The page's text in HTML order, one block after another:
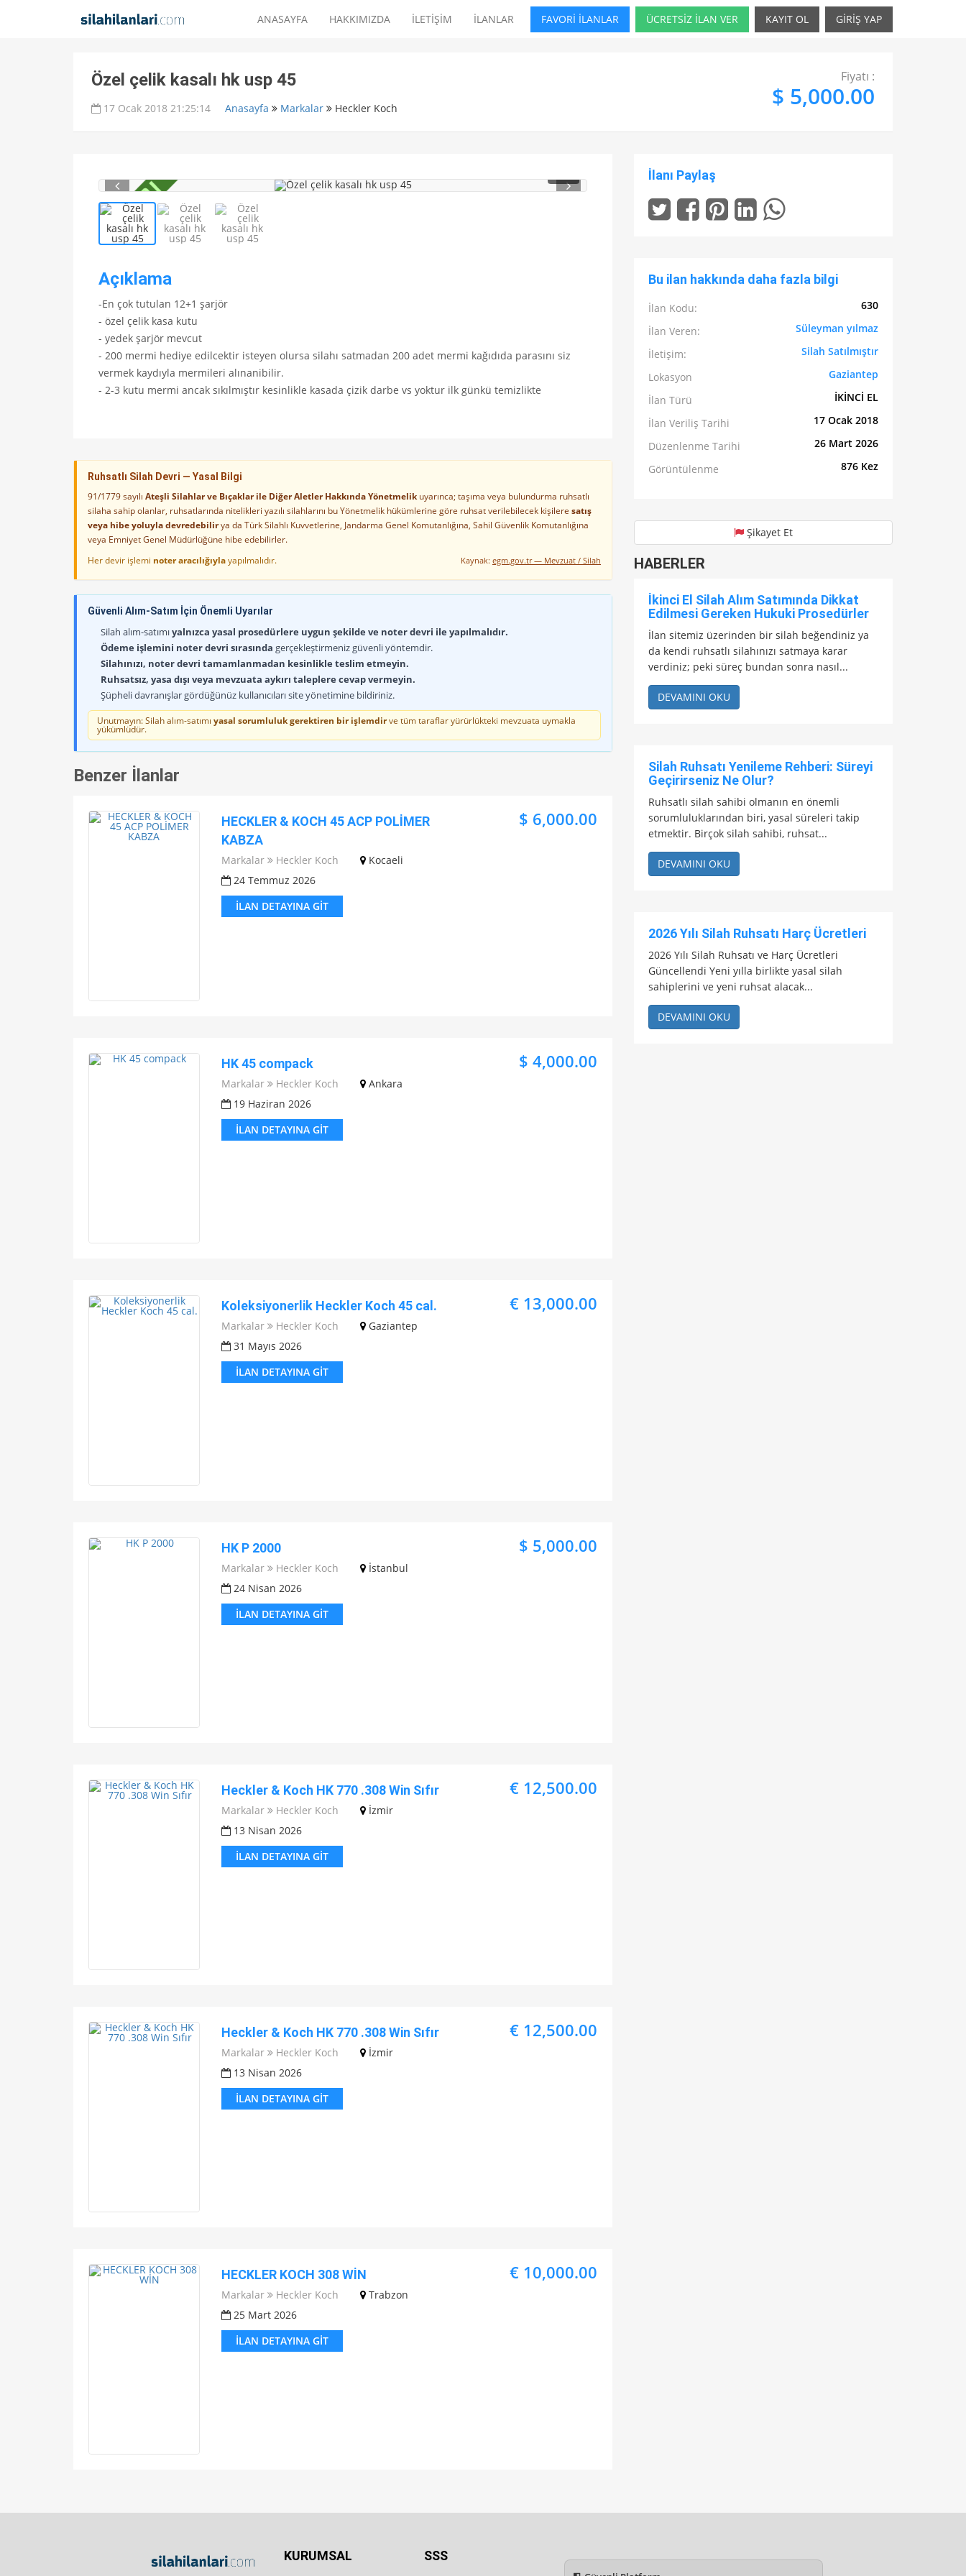
ANASAYFA HAKKIMIZDA İLETİŞİM İLANLAR FAVORİ İLANLAR ÜCRETSİZ İLAN VER KAYIT OL GİRİŞ YAP
Özel çelik kasalı hk usp 45
17 Ocak 2018 21:25:14 Anasayfa Markalar Heckler Koch
Fiyatı :
$ 5,000.00
1/ 3
Açıklama
-En çok tutulan 12+1 şarjör
- özel çelik kasa kutu
- yedek şarjör mevcut
- 200 mermi hediye edilcektir isteyen olursa silahı satmadan 200 adet mermi kağıdıda parasını siz
vermek kaydıyla mermileri alınanibilir.
- 2-3 kutu mermi ancak sıkılmıştır kesinlikle kasada çizik darbe vs yoktur ilk günkü temizlikte
Ruhsatlı Silah Devri — Yasal Bilgi
91/1779 sayılı Ateşli Silahlar ve Bıçaklar ile Diğer Aletler Hakkında Yönetmelikuyarınca; taşıma veya bulundurma ruhsatlı
silaha sahip olanlar, ruhsatlarında nitelikleri yazılı silahlarını bu Yönetmelik hükümlerine göre ruhsat verilebilecek kişilere satış
veya hibe yoluyla devredebilirya da Türk Silahlı Kuvvetlerine, Jandarma Genel Komutanlığına, Sahil Güvenlik Komutanlığına
veya Emniyet Genel Müdürlüğüne hibe edebilirler.
Her devir işlemi noter aracılığıylayapılmalıdır. Kaynak: egm.gov.tr — Mevzuat / Silah
Güvenli Alım-Satım İçin Önemli Uyarılar
Silah alım-satımıyalnızca yasal prosedürlere uygun şekilde ve noter devri ile yapılmalıdır.
Ödeme işlemini noter devri sırasında gerçekleştirmeniz güvenli yöntemdir.
Silahınızı, noter devri tamamlanmadan kesinlikle teslim etmeyin.
Ruhsatsız, yasa dışı veya mevzuata aykırı taleplere cevap vermeyin.
Şüpheli davranışlar gördüğünüz kullanıcıları site yönetimine bildiriniz.
Unutmayın: Silah alım-satımı yasal sorumluluk gerektiren bir işlemdirve tüm taraflar yürürlükteki mevzuata uymakla
yükümlüdür.
Benzer İlanlar
HECKLER & KOCH 45 ACP POLİMER
KABZA
Markalar Heckler Koch
Kocaeli
24 Temmuz 2026
İLAN DETAYINA GIT
$ 6,000.00
HK 45 compack
Markalar Heckler Koch
Ankara
19 Haziran 2026
İLAN DETAYINA GIT
$ 4,000.00
Koleksiyonerlik Heckler Koch 45 cal.
Markalar Heckler Koch
Gaziantep
31 Mayıs 2026
İLAN DETAYINA GIT
€ 13,000.00
HK P 2000
Markalar Heckler Koch
İstanbul
24 Nisan 2026
İLAN DETAYINA GIT
$ 5,000.00
Heckler & Koch HK 770 .308 Win Sıfır
Markalar Heckler Koch
İzmir
13 Nisan 2026
İLAN DETAYINA GIT
€ 12,500.00
Heckler & Koch HK 770 .308 Win Sıfır
Markalar Heckler Koch
İzmir
13 Nisan 2026
İLAN DETAYINA GIT
€ 12,500.00
HECKLER KOCH 308 WİN
Markalar Heckler Koch
Trabzon
25 Mart 2026
İLAN DETAYINA GIT
€ 10,000.00
İlanı Paylaş
Bu ilan hakkında daha fazla bilgi
İlan Kodu:
630
İlan Veren:
Süleyman yılmaz
İletişim:
Silah Satılmıştır
Lokasyon
Gaziantep
İlan Türü
İKİNCİ EL
İlan Veriliş Tarihi
17 Ocak 2018
Düzenlenme Tarihi
26 Mart 2026
Görüntülenme
876 Kez
Şikayet Et
HABERLER
İkinci El Silah Alım Satımında Dikkat
Edilmesi Gereken Hukuki Prosedürler
İlan sitemiz üzerinden bir silah beğendiniz ya
da kendi ruhsatlı silahınızı satmaya karar
verdiniz; peki süreç bundan sonra nasıl...
DEVAMINI OKU
Silah Ruhsatı Yenileme Rehberi: Süreyi
Geçirirseniz Ne Olur?
Ruhsatlı silah sahibi olmanın en önemli
sorumluluklarından biri, yasal süreleri takip
etmektir. Birçok silah sahibi, ruhsat...
DEVAMINI OKU
2026 Yılı Silah Ruhsatı Harç Ücretleri
2026 Yılı Silah Ruhsatı ve Harç Ücretleri
Güncellendi Yeni yılla birlikte yasal silah
sahiplerini ve yeni ruhsat alacak...
DEVAMINI OKU
KURUMSAL SSS